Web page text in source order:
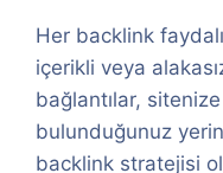
Her backlink
içerikli veya
bağlantılar,
bulunduğunuz
backlink stratejisi